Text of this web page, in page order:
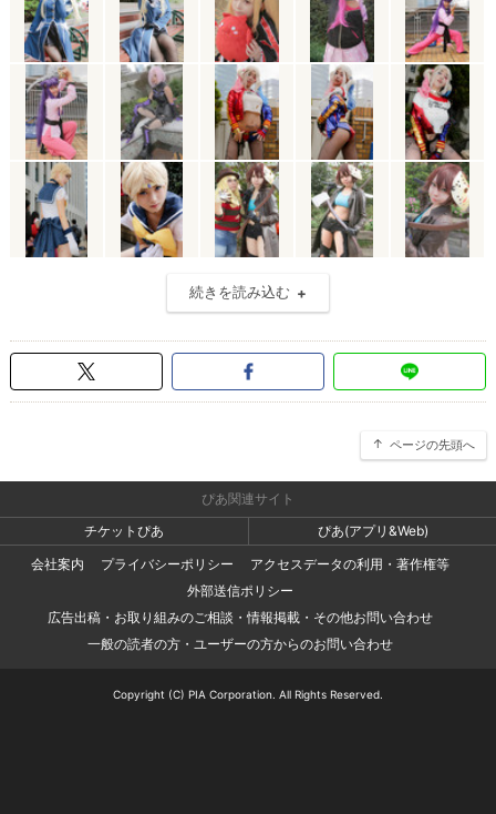
続きを読み込む
ページの先頭へ
ぴあ関連サイト
チケットぴあ
ぴあ(アプリ&Web)
会社案内
プライバシーポリシー
アクセスデータの利用・著作権等
外部送信ポリシー
広告出稿・お取り組みのご相談・情報掲載・その他お問い合わせ
一般の読者の方・ユーザーの方からのお問い合わせ
Copyright (C) PIA Corporation. All Rights Reserved.